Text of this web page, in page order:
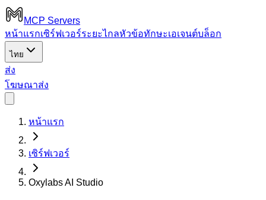
MCP Servers
หน้าแรกเซิร์ฟเวอร์ระยะไกลหัวข้อทักษะเอเจนต์บล็อก
ไทย
ส่ง
โฆษณาส่ง
หน้าแรก
เซิร์ฟเวอร์
Oxylabs AI Studio